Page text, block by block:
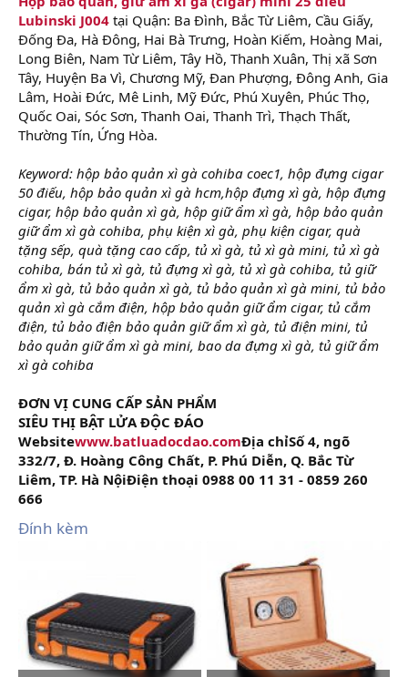
Lubinski J004 tại Quận: Ba Đình, Bắc Từ Liêm, Cầu Giấy,
Đống Đa, Hà Đông, Hai Bà Trưng, Hoàn Kiếm, Hoàng Mai,
Long Biên, Nam Từ Liêm, Tây Hồ, Thanh Xuân, Thị xã Sơn
Tây, Huyện Ba Vì, Chương Mỹ, Đan Phượng, Đông Anh, Gia
Lâm, Hoài Đức, Mê Linh, Mỹ Đức, Phú Xuyên, Phúc Thọ,
Quốc Oai, Sóc Sơn, Thanh Oai, Thanh Trì, Thạch Thất,
Thường Tín, Ứng Hòa.
Keyword: hộp bảo quản xì gà cohiba coec1, hộp đựng cigar
50 điếu, hộp bảo quản xì gà hcm,hộp đựng xì gà, hộp đựng
cigar, hộp bảo quản xì gà, hộp giữ ẩm xì gà, hộp bảo quản
giữ ẩm xì gà cohiba, phụ kiện xì gà, phụ kiện cigar, quà
tặng sếp, quà tặng cao cấp, tủ xì gà, tủ xì gà mini, tủ xì gà
cohiba, bán tủ xì gà, tủ đựng xì gà, tủ xì gà cohiba, tủ giữ
ẩm xì gà, tủ bảo quản xì gà, tủ bảo quản xì gà mini, tủ bảo
quản xì gà cắm điện, hộp bảo quản giữ ẩm cigar, tủ cắm
điện, tủ bảo điện bảo quản giữ ẩm xì gà, tủ điện mini, tủ
bảo quản giữ ẩm xì gà mini, bao da đựng xì gà, tủ giữ ẩm
xì gà cohiba
ĐƠN VỊ CUNG CẤP SẢN PHẨM
SIÊU THỊ BẬT LỬA ĐỘC ĐÁO
Websitewww.batluadocdao.comĐịa chỉSố 4, ngõ
332/7, Đ. Hoàng Công Chất, P. Phú Diễn, Q. Bắc Từ
Liêm, TP. Hà NộiĐiện thoại 0988 00 11 31 - 0859 260
666
Đính kèm